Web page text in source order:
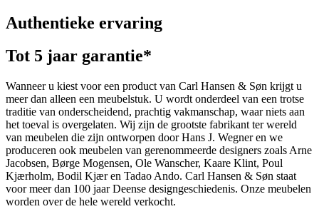
Authentieke ervaring
Tot 5 jaar garantie*
Wanneer u kiest voor een product van Carl Hansen & Søn krijgt u
meer dan alleen een meubelstuk. U wordt onderdeel van een trotse
traditie van onderscheidend, prachtig vakmanschap, waar niets aan
het toeval is overgelaten. Wij zijn de grootste fabrikant ter wereld
van meubelen die zijn ontworpen door Hans J. Wegner en we
produceren ook meubelen van gerenommeerde designers zoals Arne
Jacobsen, Børge Mogensen, Ole Wanscher, Kaare Klint, Poul
Kjærholm, Bodil Kjær en Tadao Ando. Carl Hansen & Søn staat
voor meer dan 100 jaar Deense designgeschiedenis. Onze meubelen
worden over de hele wereld verkocht.